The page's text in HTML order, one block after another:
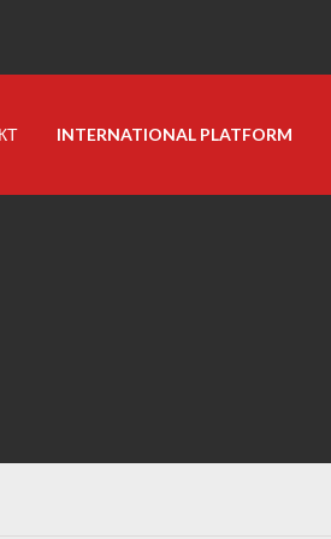
INTERNATIONAL PLATFORM